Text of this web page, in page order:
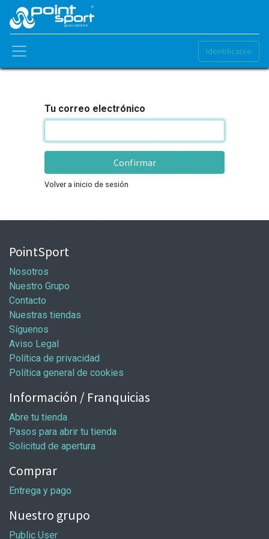
Identificarse
Tu correo electrónico
Confirmar
Volver a inicio de sesión
PointSport
Nosotros
Nuestro Grupo
Contacto
Nuestras tiendas
Síguenos
Aviso Legal
Política de privacidad
Política general de cookies
Información / Franquicias
Abre tu tienda
Pasos para abrir tu tienda
Solicitud de apertura
Comprar
Entrega y pago
Nuestro grupo
Public User